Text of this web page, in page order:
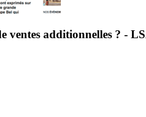
ventes additionnelles ? -